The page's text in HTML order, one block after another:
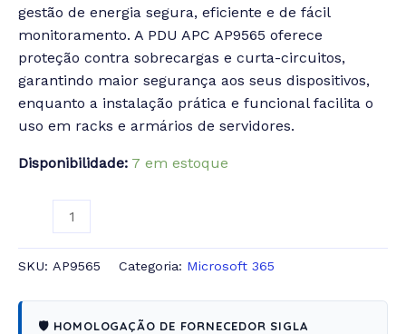
gestão de energia segura, eficiente e de fácil
monitoramento. A PDU APC AP9565 oferece
proteção contra sobrecargas e curta-circuitos,
garantindo maior segurança aos seus dispositivos,
enquanto a instalação prática e funcional facilita o
uso em racks e armários de servidores.
Disponibilidade: 7 em estoque
SKU: AP9565 Categoria: Microsoft 365
🛡️ HOMOLOGAÇÃO DE FORNECEDOR SIGLA